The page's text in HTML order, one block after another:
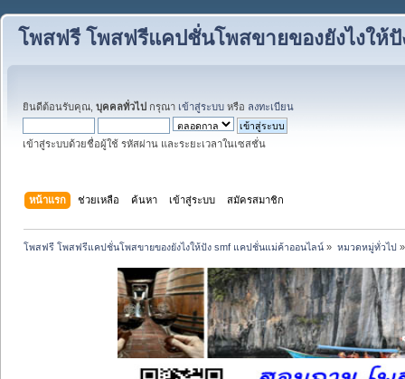
โพสฟรี โพสฟรีแคปชั่นโพสขายของยังไงให้
ยินดีต้อนรับคุณ, บุคคลทั่วไป กรุณา เข้าสู่ระบบ หรือ ลงทะเบียน
เข้าสู่ระบบด้วยชื่อผู้ใช้ รหัสผ่าน และระยะเวลาในเซสชั่น
หน้าแรก ช่วยเหลือ ค้นหา เข้าสู่ระบบ สมัครสมาชิก
โพสฟรี โพสฟรีแคปชั่นโพสขายของยังไงให้ปัง smf แคปชั่นแม่ค้าออนไลน์ » หมวดหมู่ทั่วไป»